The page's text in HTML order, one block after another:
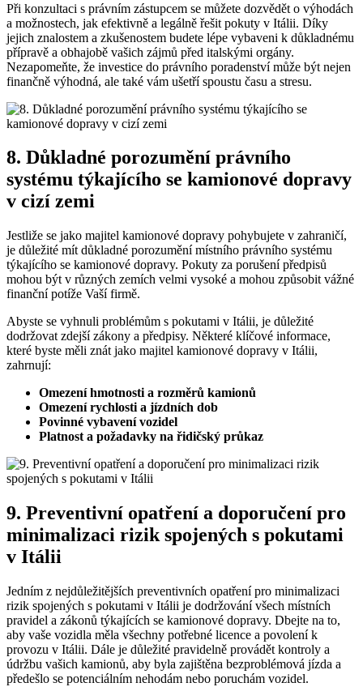
Při konzultaci s právním zástupcem se můžete dozvědět o výhodách
a možnostech, jak efektivně a legálně řešit pokuty v Itálii. Díky
jejich znalostem a zkušenostem budete lépe vybaveni k důkladnému
přípravě a obhajobě vašich zájmů před italskými orgány.
Nezapomeňte, že investice do právního poradenství může být nejen
finančně výhodná, ale také vám ušetří spoustu času a stresu.
8. Důkladné porozumění právního
systému týkajícího se kamionové dopravy
v cizí zemi
Jestliže se jako majitel kamionové dopravy pohybujete v zahraničí,
je důležité mít důkladné porozumění místního právního systému
týkajícího se kamionové dopravy. Pokuty za porušení předpisů
mohou být v různých zemích velmi vysoké a mohou způsobit vážné
finanční potíže Vaší firmě.
Abyste se vyhnuli problémům s pokutami v Itálii, je důležité
dodržovat zdejší zákony a předpisy. Některé klíčové informace,
které byste měli znát jako majitel kamionové dopravy v Itálii,
zahrnují:
Omezení hmotnosti a rozměrů kamionů
Omezení rychlosti a jízdních dob
Povinné vybavení vozidel
Platnost a požadavky na řidičský průkaz
9. Preventivní opatření a doporučení pro
minimalizaci rizik spojených s pokutami
v Itálii
Jedním z nejdůležitějších preventivních opatření pro minimalizaci
rizik spojených s pokutami v Itálii je dodržování všech místních
pravidel a zákonů týkajících se kamionové dopravy. Dbejte na to,
aby vaše vozidla měla všechny potřebné licence a povolení k
provozu v Itálii. Dále je důležité pravidelně provádět kontroly a
údržbu vašich kamionů, aby byla zajištěna bezproblémová jízda a
předešlo se potenciálním nehodám nebo poruchám vozidel.